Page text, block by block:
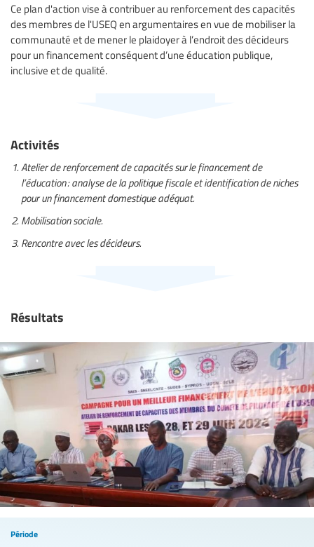
Ce plan d'action vise à contribuer au renforcement des capacités
des membres de l'USEQ en argumentaires en vue de mobiliser la
communauté et de mener le plaidoyer à l’endroit des décideurs
pour un financement conséquent d’une éducation publique,
inclusive et de qualité.
Activités
Atelier de renforcement de capacités sur le financement de
l’éducation : analyse de la politique fiscale et identification de niches
pour un financement domestique adéquat.
Mobilisation sociale.
Rencontre avec les décideurs.
Résultats
Période